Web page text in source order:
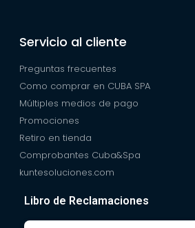
Servicio al cliente
Preguntas frecuentes
Como comprar en CUBA SPA
Múltiples medios de pago
Promociones
Retiro en tienda
Comprobantes Cuba&Spa
kuntesoluciones.com
Libro de Reclamaciones